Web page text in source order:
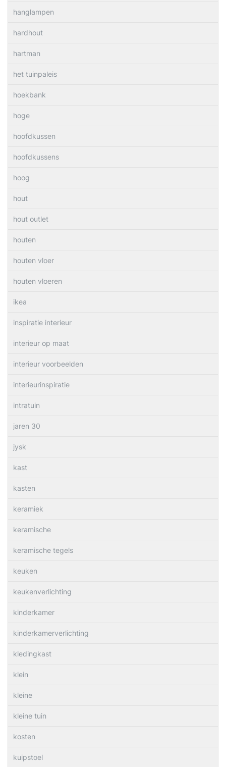
hanglampen
hardhout
hartman
het tuinpaleis
hoekbank
hoge
hoofdkussen
hoofdkussens
hoog
hout
hout outlet
houten
houten vloer
houten vloeren
ikea
inspiratie interieur
interieur op maat
interieur voorbeelden
interieurinspiratie
intratuin
jaren 30
jysk
kast
kasten
keramiek
keramische
keramische tegels
keuken
keukenverlichting
kinderkamer
kinderkamerverlichting
kledingkast
klein
kleine
kleine tuin
kosten
kuipstoel